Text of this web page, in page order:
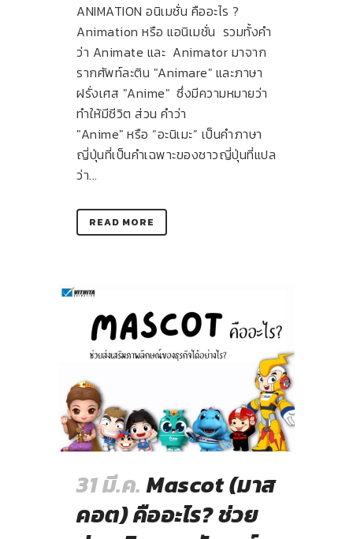
ANIMATION อนิเมชั่น คืออะไร ?
Animation หรือ แอนิเมชั่น รวมทั้งคำ
ว่า Animate และ Animator มาจาก
รากศัพท์ละติน "Animare" และภาษา
ฝรั่งเศส "Anime" ซึ่งมีความหมายว่า
ทำให้มีชีวิต ส่วน คำว่า
"Anime" หรือ “อะนิเมะ” เป็นคำภาษา
ญี่ปุ่นที่เป็นคำเฉพาะของชาวญี่ปุ่นที่แปล
ว่า...
READ MORE
31 มี.ค. Mascot (มาส
คอต) คืออะไร? ช่วย